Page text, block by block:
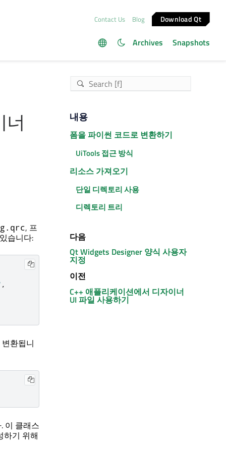
Contact Us Blog Download Qt
Archives Snapshots
, 프
습니다:
,
환됩니
이 클래스
하기 위해
내용
폼을 파이썬 코드로 변환하기
UiTools 접근 방식
리소스 가져오기
단일 디렉토리 사용
디렉토리 트리
다음
Qt Widgets Designer 양식 사용자
지정
이전
C++ 애플리케이션에서 디자이너
UI 파일 사용하기